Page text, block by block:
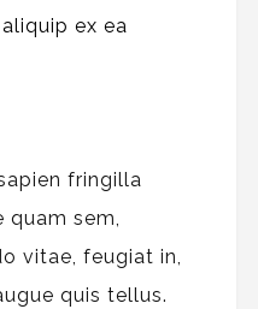
ex ea
fringilla
quam sem,
vitae, feugiat in,
quis tellus.